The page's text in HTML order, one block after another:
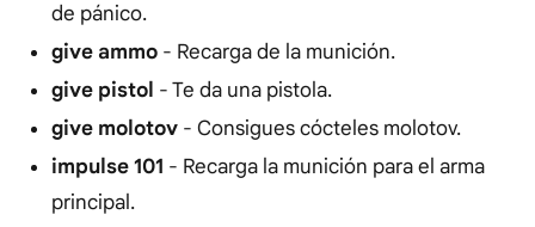
de pánico.
give ammo- Recarga de la munición.
give pistol - Te da una pistola.
give molotov- Consigues cócteles molotov.
impulse 101 - Recarga la munición para el arma
principal.